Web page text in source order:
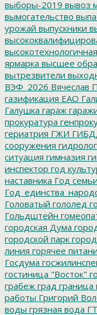
выборы-2019 вывоз
вымогательство
урожай выпускники
ярмарка высшее
вытрезвители
ВЭФ_2026 Вячеслав
газификация ЕАО
Галушка гараж
прокуратура
гериатрия ГЖИ
сооружения
ситуация гимназия
инспектор год
наставника Год семьи
Головатый гололед
Гольдштейн
городская Дума
городской парк
линия горячее
Госдума
гостиница "Восток"
грабеж град граница
работы Григорий
воды грязная вода